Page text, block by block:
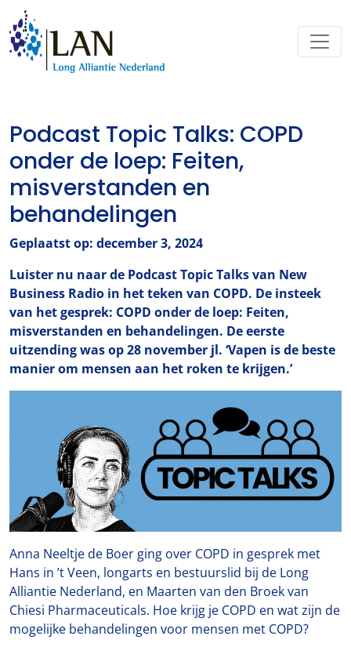
Podcast Topic Talks: COPD
onder de loep: Feiten,
misverstanden en
behandelingen
Geplaatst op: december 3, 2024
Luister nu naar de Podcast Topic Talks van New
Business Radio in het teken van COPD. De insteek
van het gesprek: COPD onder de loep: Feiten,
misverstanden en behandelingen. De eerste
uitzending was op 28 november jl. ‘Vapen is de beste
manier om mensen aan het roken te krijgen.’
Anna Neeltje de Boer ging over COPD in gesprek met
Hans in ’t Veen, longarts en bestuurslid bij de Long
Alliantie Nederland, en Maarten van den Broek van
Chiesi Pharmaceuticals. Hoe krijg je COPD en wat zijn de
mogelijke behandelingen voor mensen met COPD?